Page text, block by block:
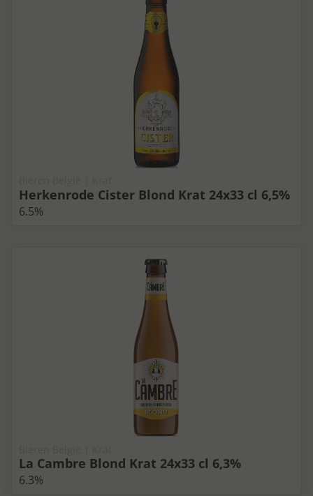
Herkenrode Cister Blond Krat 24x33 cl 6,5%
6.5%
La Cambre Blond Krat 24x33 cl 6,3%
6.3%